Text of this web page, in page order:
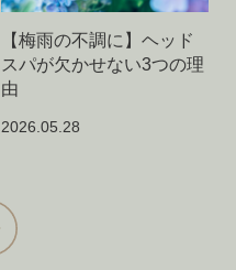
【梅雨の不調に】ヘッド
スパが欠かせない3つの理
由
2026.05.28